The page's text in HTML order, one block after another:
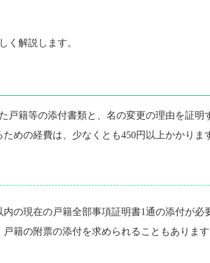
く解説します。
戸籍等の添付書類と、名の変更の理由を証明
めの経費は、少なくとも450円以上かかりま
の現在の戸籍全部事項証明書1通の添付が必
籍の附票の添付を求められることもあります